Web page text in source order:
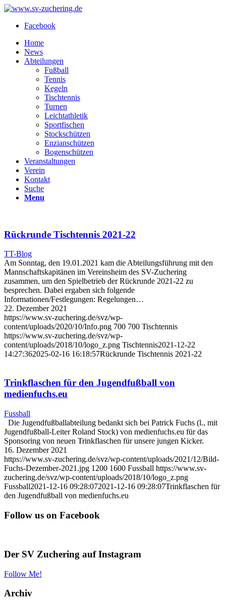
Facebook
Home
News
Abteilungen
Fußball
Tennis
Kegeln
Tischtennis
Turnen
Leichtathletik
Sportfischen
Stockschützen
Enzianschützen
Bogenschützen
Veranstaltungen
Verein
Kontakt
Suche
Menu
Rückrunde Tischtennis 2021-22
TT-Blog
Am Sonntag, den 19.01.2021 kam die Abteilungsführung mit den
Mannschaftskapitänen im Vereinsheim des SV-Zuchering
zusammen, um den Spielbetrieb der Rückrunde 2021-22 zu
besprechen. Dabei ergaben sich folgende
Informationen/Festlegungen: Regelungen…
22. Dezember 2021
https://www.sv-zuchering.de/svz/wp-
content/uploads/2020/10/Info.png 700 700 Tischtennis
https://www.sv-zuchering.de/svz/wp-
content/uploads/2018/10/logo_z.png Tischtennis2021-12-22
14:27:362025-02-16 16:18:57Rückrunde Tischtennis 2021-22
Trinkflaschen für den Jugendfußball von
medienfuchs.eu
Fussball
Die Jugendfußballabteilung bedankt sich bei Patrick Fuchs (l., mit
Jugendfußball-Leiter Roland Stock) von medienfuchs.eu für das
Sponsoring von neuen Trinkflaschen für unsere jungen Kicker.
16. Dezember 2021
https://www.sv-zuchering.de/svz/wp-content/uploads/2021/12/Bild-
Fuchs-Dezember-2021.jpg 1200 1600 Fussball https://www.sv-
zuchering.de/svz/wp-content/uploads/2018/10/logo_z.png
Fussball2021-12-16 09:28:072021-12-16 09:28:07Trinkflaschen für
den Jugendfußball von medienfuchs.eu
Follow us on Facebook
Der SV Zuchering auf Instagram
Follow Me!
Archiv